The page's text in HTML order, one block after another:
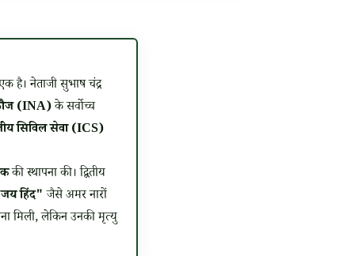
है। नेताजी सुभाष चंद्र
(INA)के सर्वोच्च
सिविल सेवा (ICS)
की स्थापना की। द्वितीय
हिंद" जैसे अमर नारों
मिली, लेकिन उनकी मृत्यु